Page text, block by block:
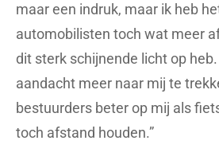
maar een indruk, maar ik heb
automobilisten toch wat meer
dit sterk schijnende licht op
aandacht meer naar mij te
bestuurders beter op mij als
toch afstand houden.”